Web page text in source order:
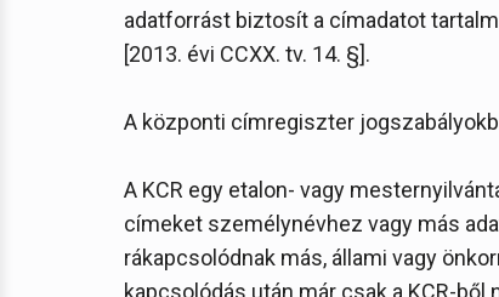
adatforrást biztosít a címadatot
[2013. évi CCXX. tv. 14. §].
A központi címregiszter
A KCR egy etalon- vagy
címeket személynévhez vagy más
rákapcsolódnak más, állami vagy
kapcsolódás után már csak a KCR-